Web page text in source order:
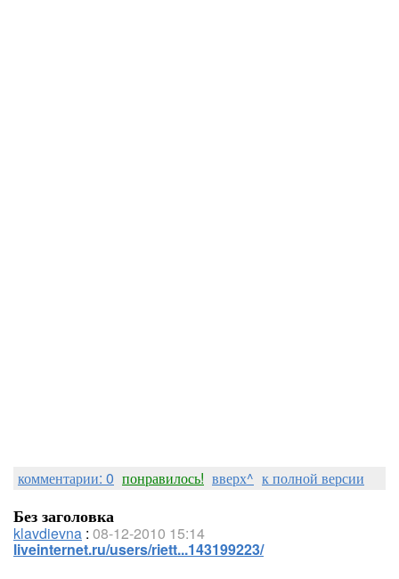
комментарии: 0 понравилось! вверх^ к полной версии
Без заголовка
klavdievna : 08-12-2010 15:14
liveinternet.ru/users/riett...143199223/